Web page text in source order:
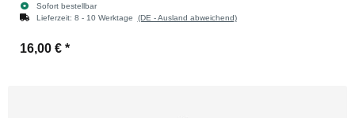
Sofort bestellbar
Lieferzeit: 8 - 10 Werktage (DE - Ausland abweichend)
16,00 € *